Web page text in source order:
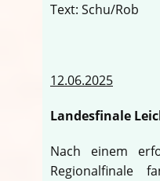
Text: Schu/Rob
12.06.2025
Landesfinale
Nach einem
Regionalfinale